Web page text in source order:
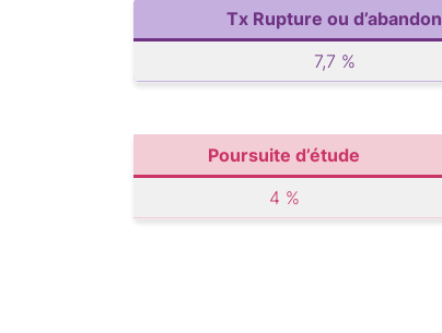
Tx Rupture ou d’abandon
7,7 %
Poursuite d’étude
4 %